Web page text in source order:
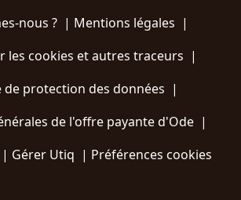
nous ?| Mentions légales |
les cookies et autres traceurs |
de protection des données |
de l'offre payante d'Ode |
| Gérer Utiq | Préférences cookies